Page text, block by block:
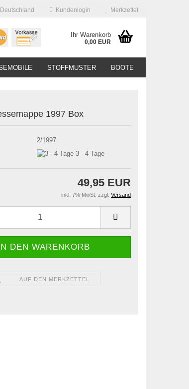
Deutschland Kundenlogin Merkzettel
Ihr Warenkorb
0,00 EUR
STOFFMUSTER BOOTE
1997 Box
2/1997
3 - 4 Tage
49,95 EUR
inkl. 7% MwSt. zzgl. Versand
AUF DEN MERKZETTEL